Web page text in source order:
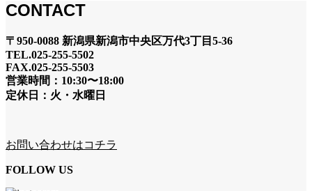
CONTACT
〒950-0088 新潟県新潟市中央区万代3丁目5-36
TEL.025-255-5502
FAX.025-255-5503
営業時間：10:30〜18:00
定休日：火・水曜日
お問い合わせはコチラ
FOLLOW US